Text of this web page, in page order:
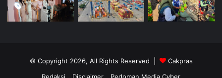
© Copyright 2026, All Rights Reserved |
Cakpras
Redaksi
Disclaimer Pedoman Media Cyber